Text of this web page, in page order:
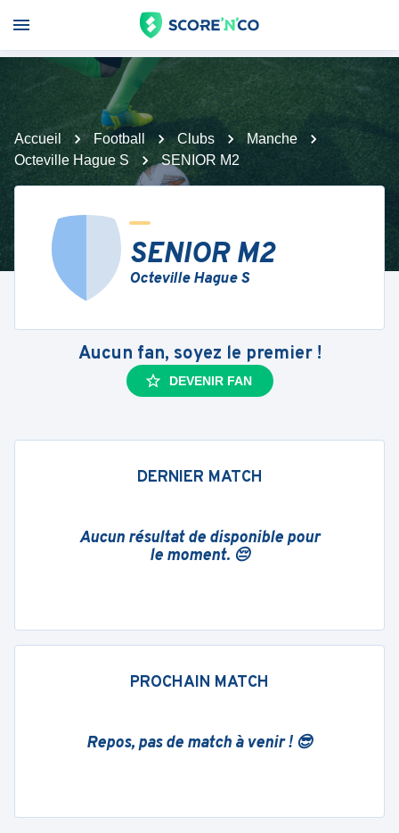
Accueil Football Clubs
Manche
Octeville Hague S
SENIOR M2
SENIOR M2
Octeville Hague S
Aucun fan, soyez le premier !
DEVENIR FAN
DERNIER MATCH
Aucun résultat de disponible pour
le moment. 😔
PROCHAIN MATCH
Repos, pas de match à venir ! 😎